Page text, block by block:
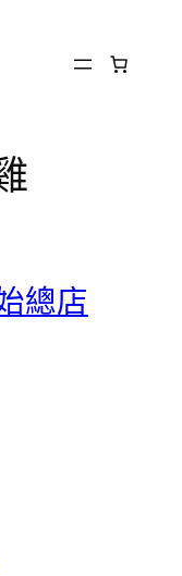
總店